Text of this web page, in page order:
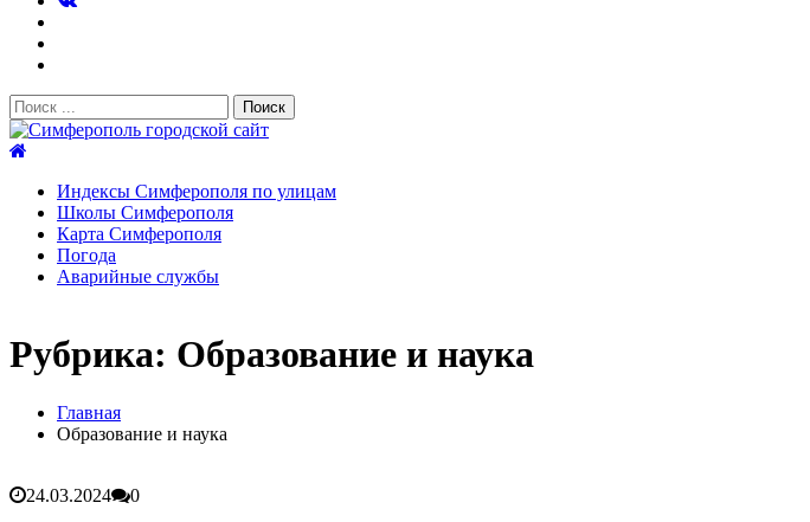
Поиск:
Индексы Симферополя по улицам
Школы Симферополя
Карта Симферополя
Погода
Аварийные службы
После атаки БПЛА на поезд Москва–Симферополь в Крыму эвакуировали всех пассажиро...
Услуги дератизации в Симферополе и Крыму — цены, гарантия, выезд в день обращени...
Более 25 тысяч «квадратов» преобразятся в ближайшее время...
В Симферополе очищают реку Салгир: работы ведутся от Потёмкинской до Гагарина...
Рубрика: Образование и наука
Главная
Образование и наука
24.03.2024 0